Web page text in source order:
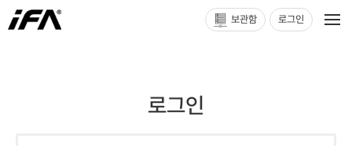
보관함 로그인
로그인